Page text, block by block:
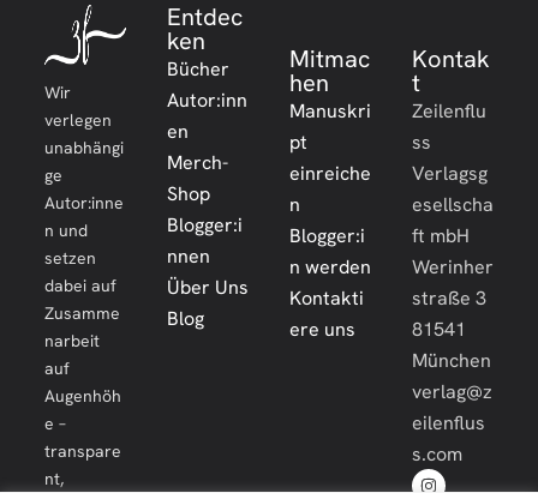
Wir
verlegen
unabhängi
ge
Autor:inne
n und
setzen
dabei auf
Zusamme
narbeit
auf
Augenhöh
e –
transpare
nt,
Entdec
ken
Bücher
Autor:inn
en
Merch-
Shop
Blogger:i
nnen
Über Uns
Blog
Mitmac
hen
Manuskri
pt
einreiche
n
Blogger:i
n werden
Kontakti
ere uns
Kontak
t
Zeilenflu
ss
Verlagsg
esellscha
ft mbH
Werinher
straße 3
81541
München
verlag@z
eilenflus
s.com